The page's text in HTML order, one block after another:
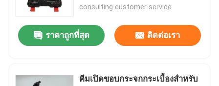
ล้อเจียรไฟฟ้า
consulting customer service
ราคาถูกที่สุด ติดต่อเรา
คีมเปิดขอบกระจกกระเบื้องสำหรับ